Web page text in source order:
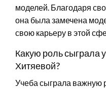
моделей. Благодаря
она была замечена
свою карьеру в этой
Какую роль сыграла
Хитяевой?
Учеба сыграла важную